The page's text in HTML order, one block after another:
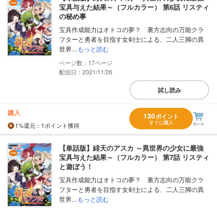
宝具与えた結果～（フルカラー） 第6話 リスティ
の秘め事
宝具作成能力はオトコの夢？ 裏方志向の万能クラ
フターと勇者を目指す女剣士による、二人三脚の異
世界...もっと読む
17
配信日：2021/11/26
試し読み
購入
1%還元 ：1ポイント獲得
130ポイント
すぐに購入
【単話版】緋天のアスカ ～異世界の少女に最強
宝具与えた結果～（フルカラー） 第7話 リスティ
と遊ぼう！
宝具作成能力はオトコの夢？ 裏方志向の万能クラ
フターと勇者を目指す女剣士による、二人三脚の異
世界...もっと読む